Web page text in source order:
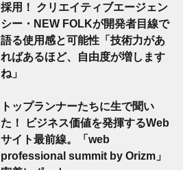
採用！ クリエイティブエージェン
シー・NEW FOLKが開発者目線で
語る使用感と可能性「技術力があ
ればあるほど、自由度が増します
ね」
トップランナーたちに生で聞い
た！ ビジネス価値を発揮するWeb
サイト最前線。「web
professional summit by Orizm」